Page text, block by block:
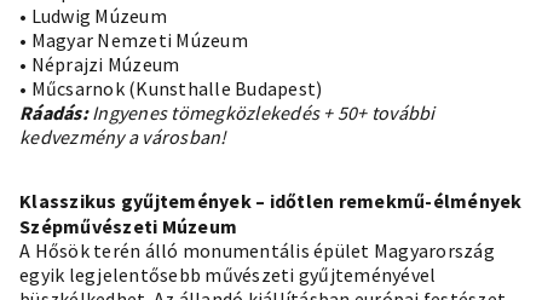
• Ludwig Múzeum
• Magyar Nemzeti Múzeum
• Néprajzi Múzeum
• Műcsarnok (Kunsthalle Budapest)
Ráadás:Ingyenes tömegközlekedés + 50+ további
kedvezmény a városban!
Klasszikus gyűjtemények – időtlen remekmű-élmények
Szépművészeti Múzeum
A Hősök terén álló monumentális épület Magyarország
egyik legjelentősebb művészeti gyűjteményével